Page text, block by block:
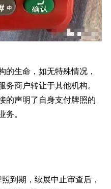
的生命，如无特殊情况，
商户转让于其他机构。
的声明了自身支付牌照的
。
到期，续展中止审查后，